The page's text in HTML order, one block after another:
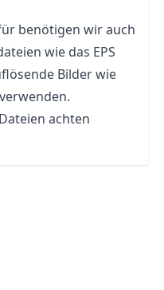
benötigen wir auch
wie das EPS
Bilder wie
achten